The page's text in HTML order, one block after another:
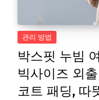
관리 방법
박스핏 누빔
빅사이즈 외
코트 패딩, 따